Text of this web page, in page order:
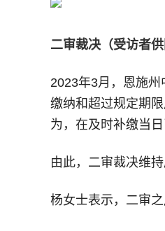
二审裁决（受访者供
2023年3月，恩施
缴纳和超过规定期
为，在及时补缴当
由此，二审裁决维
杨女士表示，二审